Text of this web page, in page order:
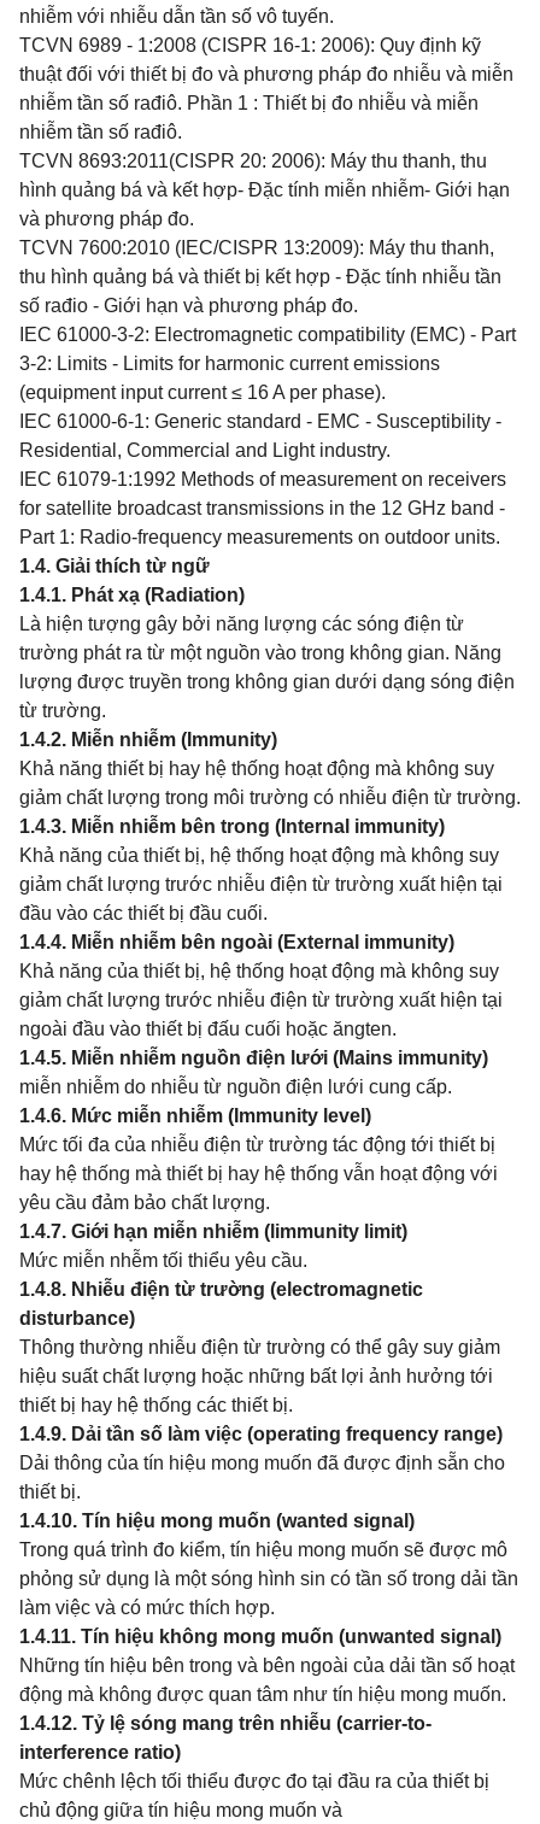
nhiễm với nhiễu dẫn tần số vô tuyến.
TCVN 6989 - 1:2008 (CISPR 16-1: 2006): Quy định kỹ
thuật đối với thiết bị đo và phương pháp đo nhiễu và miễn
nhiễm tần số rađiô. Phần 1 : Thiết bị đo nhiễu và miễn
nhiễm tần số rađiô.
TCVN 8693:2011(CISPR 20: 2006): Máy thu thanh, thu
hình quảng bá và kết hợp- Đặc tính miễn nhiễm- Giới hạn
và phương pháp đo.
TCVN 7600:2010 (IEC/CISPR 13:2009): Máy thu thanh,
thu hình quảng bá và thiết bị kết hợp - Đặc tính nhiễu tần
số rađio - Giới hạn và phương pháp đo.
IEC 61000-3-2: Electromagnetic compatibility (EMC) - Part
3-2: Limits - Limits for harmonic current emissions
(equipment input current ≤ 16 A per phase).
IEC 61000-6-1: Generic standard - EMC - Susceptibility -
Residential, Commercial and Light industry.
IEC 61079-1:1992 Methods of measurement on receivers
for satellite broadcast transmissions in the 12 GHz band -
Part 1: Radio-frequency measurements on outdoor units.
1.4. Giải thích từ ngữ
1.4.1. Phát xạ (Radiation)
Là hiện tượng gây bởi năng lượng các sóng điện từ
trường phát ra từ một nguồn vào trong không gian. Năng
lượng được truyền trong không gian dưới dạng sóng điện
từ trường.
1.4.2. Miễn nhiễm (Immunity)
Khả năng thiết bị hay hệ thống hoạt động mà không suy
giảm chất lượng trong môi trường có nhiễu điện từ trường.
1.4.3. Miễn nhiễm bên trong (Internal immunity)
Khả năng của thiết bị, hệ thống hoạt động mà không suy
giảm chất lượng trước nhiễu điện từ trường xuất hiện tại
đầu vào các thiết bị đầu cuối.
1.4.4. Miễn nhiễm bên ngoài (External immunity)
Khả năng của thiết bị, hệ thống hoạt động mà không suy
giảm chất lượng trước nhiễu điện từ trường xuất hiện tại
ngoài đầu vào thiết bị đấu cuối hoặc ăngten.
1.4.5. Miễn nhiễm nguồn điện lưới (Mains immunity)
miễn nhiễm do nhiễu từ nguồn điện lưới cung cấp.
1.4.6. Mức miễn nhiễm (Immunity level)
Mức tối đa của nhiễu điện từ trường tác động tới thiết bị
hay hệ thống mà thiết bị hay hệ thống vẫn hoạt động với
yêu cầu đảm bảo chất lượng.
1.4.7. Giới hạn miễn nhiễm (limmunity limit)
Mức miễn nhễm tối thiểu yêu cầu.
1.4.8. Nhiễu điện từ trường (electromagnetic
disturbance)
Thông thường nhiễu điện từ trường có thể gây suy giảm
hiệu suất chất lượng hoặc những bất lợi ảnh hưởng tới
thiết bị hay hệ thống các thiết bị.
1.4.9. Dải tần số làm việc (operating frequency range)
Dải thông của tín hiệu mong muốn đã được định sẵn cho
thiết bị.
1.4.10. Tín hiệu mong muốn (wanted signal)
Trong quá trình đo kiểm, tín hiệu mong muốn sẽ được mô
phỏng sử dụng là một sóng hình sin có tần số trong dải tần
làm việc và có mức thích hợp.
1.4.11. Tín hiệu không mong muốn (unwanted signal)
Những tín hiệu bên trong và bên ngoài của dải tần số hoạt
động mà không được quan tâm như tín hiệu mong muốn.
1.4.12. Tỷ lệ sóng mang trên nhiễu (carrier-to-
interference ratio)
Mức chênh lệch tối thiểu được đo tại đầu ra của thiết bị
chủ động giữa tín hiệu mong muốn và